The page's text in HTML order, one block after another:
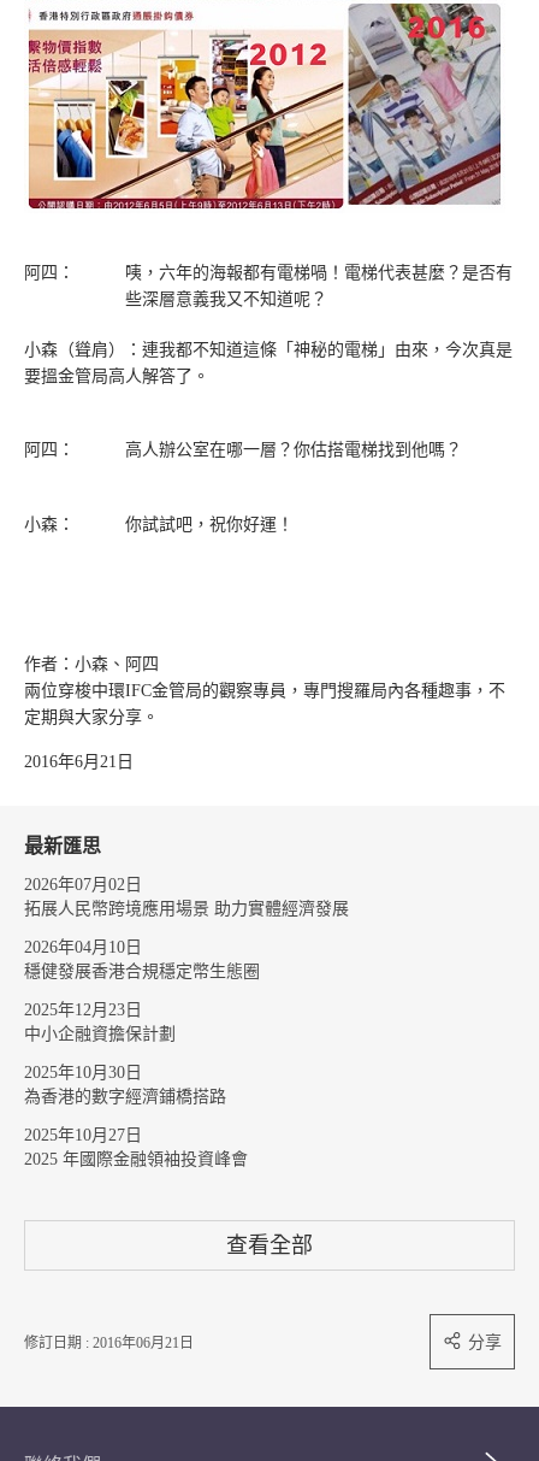
阿四：
咦，六年的海報都有電梯喎！電梯代表甚麼？是否有
些深層意義我又不知道呢？
小森（聳肩）：連我都不知道這條「神秘的電梯」由來，今次真是
要搵金管局高人解答了。
阿四： 高人辦公室在哪一層？你估搭電梯找到他嗎？
小森： 你試試吧，祝你好運！
作者：小森、阿四
兩位穿梭中環IFC金管局的觀察專員，專門搜羅局內各種趣事，不
定期與大家分享。
2016年6月21日
最新匯思
2026年07月02日
拓展人民幣跨境應用場景 助力實體經濟發展
2026年04月10日
穩健發展香港合規穩定幣生態圈
2025年12月23日
中小企融資擔保計劃
2025年10月30日
為香港的數字經濟鋪橋搭路
2025年10月27日
2025 年國際金融領袖投資峰會
查看全部
修訂日期 : 2016年06月21日 分享